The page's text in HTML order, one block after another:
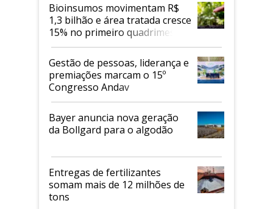
Bioinsumos movimentam R$
1,3 bilhão e área tratada cresce
15% no primeiro quadrimestre
de 2026
Gestão de pessoas, liderança e
premiações marcam o 15º
Congresso Andav
Bayer anuncia nova geração
da Bollgard para o algodão
Entregas de fertilizantes
somam mais de 12 milhões de
tons